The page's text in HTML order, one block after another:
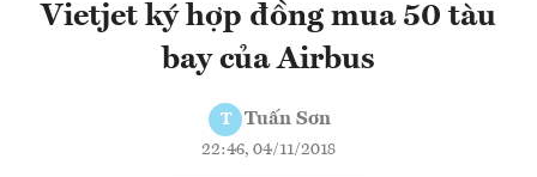
Vietjet ký hợp đồng mua 50 tàu
bay của Airbus
T Tuấn Sơn
22:46, 04/11/2018